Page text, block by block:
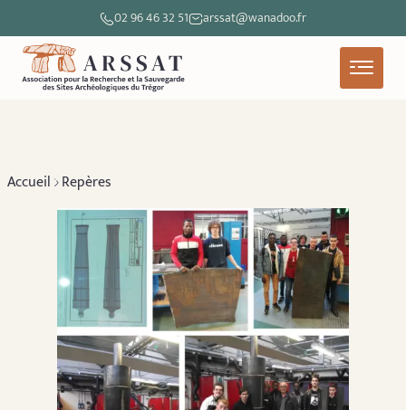
02 96 46 32 51 arssat@wanadoo.fr
Accueil Repères